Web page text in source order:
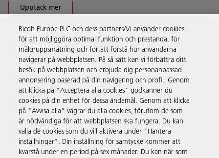
Upptäck mer
Företagslösningar
Produkter och tjänster
Support och kontakt
Resurser
Ricoh Europe PLC och dess partners/Vi använder cookies
för att möjliggöra optimal funktion och prestanda, för
målgruppsmätning och för att förstå hur användarna
navigerar på webbplatsen. På så sätt kan vi förbättra ditt
besök på webbplatsen och erbjuda dig personanpassad
annonsering baserad på din navigering och profil. Genom
att klicka på "Acceptera alla cookies" godkänner du
cookies på din enhet för dessa ändamål. Genom att klicka
på "Avvisa alla" vägrar du alla cookies, förutom de som
är nödvändiga för att webbplatsen ska fungera. Du kan
välja de cookies som du vill aktivera under "Hantera
inställningar". Din inställning för samtycke kommer att
kvarstå under en period på sex månader. Du kan när som